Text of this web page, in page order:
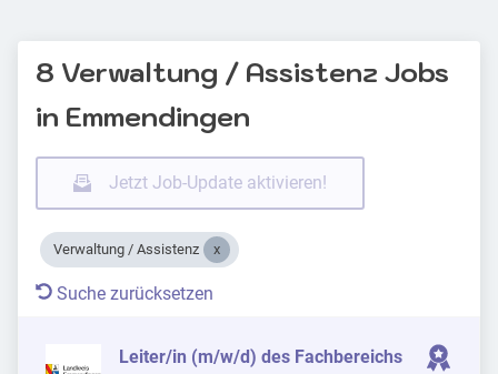
8 Verwaltung / Assistenz Jobs
in Emmendingen
Jetzt Job-Update aktivieren!
Verwaltung / Assistenz
Suche zurücksetzen
Leiter/in (m/w/d) des Fachbereichs